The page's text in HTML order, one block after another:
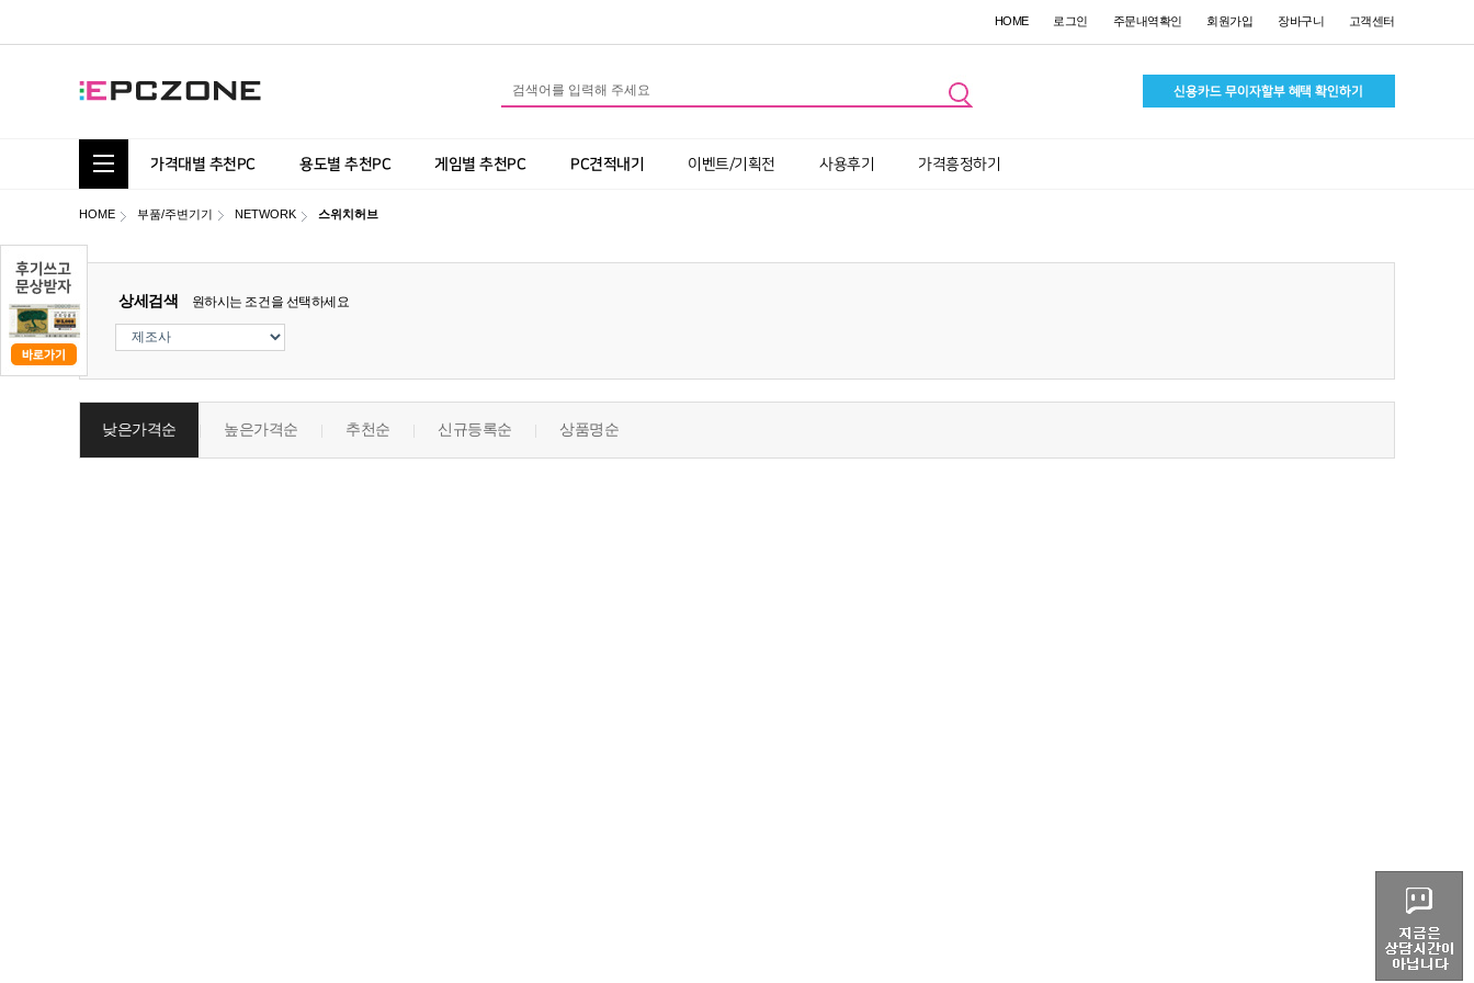
HOME 로그인 주문내역확인 회원가입 장바구니 고객센터
통합 카테고리 보기
가격대별 추천PC 용도별 추천PC 게임별 추천PC PC견적내기 이벤트/기획전 사용후기 가격흥정하기
HOME 부품/주변기기 NETWORK 스위치허브
상세검색 원하시는 조건을 선택하세요
낮은가격순 높은가격순 추천순 신규등록순 상품명순